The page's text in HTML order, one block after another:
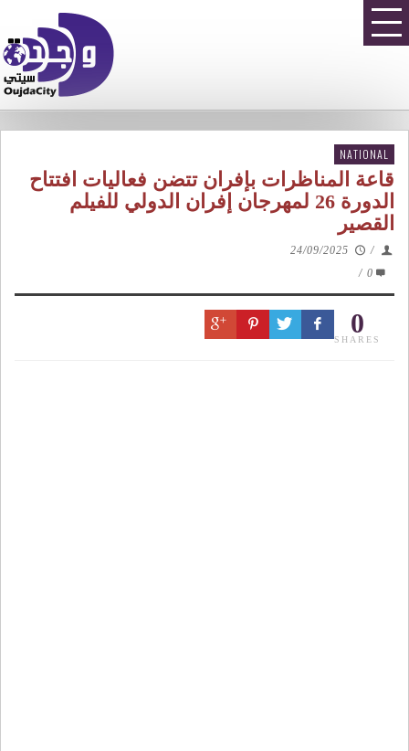
NATIONAL
قاعة المناظرات بإفران تتضن فعاليات افتتاح
الدورة 26 لمهرجان إفران الدولي للفيلم
القصير
/
24/09/2025
0
/
0
SHARES